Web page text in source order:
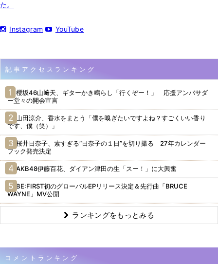
た。
Instagram YouTube
記事アクセスランキング
櫻坂46山﨑天、ギターかき鳴らし「行くぞー！」 応援アンバサダ
ー堂々の開会宣言
山田涼介、香水をまとう「僕を嗅ぎたいですよね？すごくいい香り
です、僕（笑）」
桜井日奈子、素すぎる“日奈子の１日”を切り撮る 27年カレンダー
ブック発売決定
AKB48伊藤百花、ダイアン津田の生「スー！」に大興奮
BE:FIRST初のグローバルEPリリース決定＆先行曲「BRUCE
WAYNE」MV公開
ランキングをもっとみる
コメントランキング